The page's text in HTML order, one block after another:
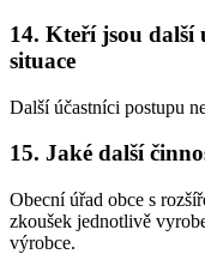
14. Kteří jsou další
situace
Další účastníci postupu
15. Jaké další
Obecní úřad obce s
zkoušek jednotlivě
výrobce.